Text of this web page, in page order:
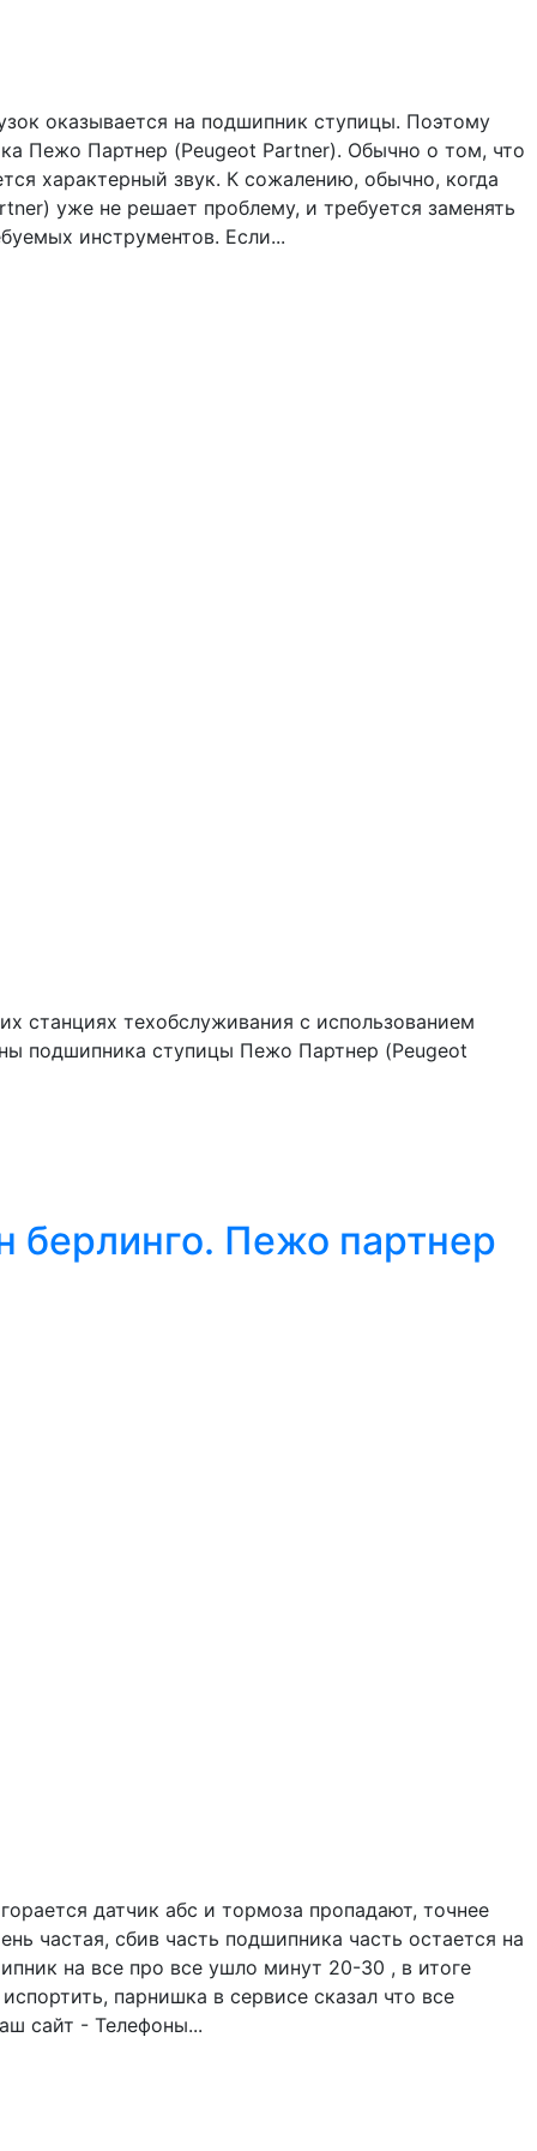
оказывается на подшипник ступицы. Поэтому
Пежо Партнер (Peugeot Partner). Обычно о том, что
характерный звук. К сожалению, обычно, когда
уже не решает проблему, и требуется заменять
инструментов. Если...
станциях техобслуживания с использованием
подшипника ступицы Пежо Партнер (Peugeot
берлинго. Пежо партнер
датчик абс и тормоза пропадают, точнее
частая, сбив часть подшипника часть остается на
на все про все ушло минут 20-30 , в итоге
парнишка в сервисе сказал что все
сайт - Телефоны...